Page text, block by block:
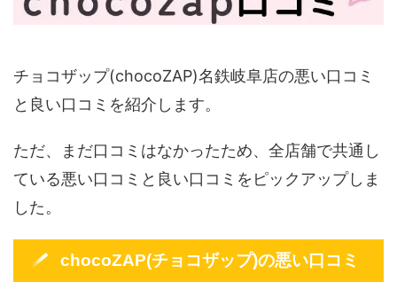
チョコザップ(chocoZAP)名鉄岐阜店の悪い口コミ
と良い口コミを紹介します。
ただ、まだ口コミはなかったため、全店舗で共通し
ている悪い口コミと良い口コミをピックアップしま
した。
chocoZAP(チョコザップ)の悪い口コミ